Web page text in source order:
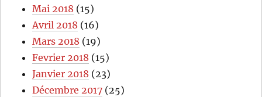
Mai 2018 (15)
Avril 2018 (16)
Mars 2018 (19)
Fevrier 2018 (15)
Janvier 2018 (23)
Décembre 2017 (25)